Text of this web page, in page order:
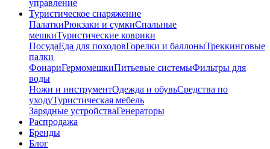
управление
Туристическое снаряжение
ПалаткиРюкзаки и сумкиСпальные
мешкиТуристические коврики
ПосудаЕда для походовГорелки и баллоныТреккинговые
палки
ФонариГермомешкиПитьевые системыФильтры для
воды
Ножи и инструментОдежда и обувьСредства по
уходуТуристическая мебель
Зарядные устройстваГенераторы
Распродажа
Бренды
Блог